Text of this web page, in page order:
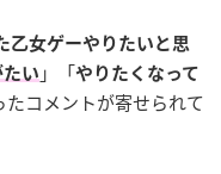
乙女ゲーやりたいと思
い 」「やりたくなって
たコメントが寄せられて